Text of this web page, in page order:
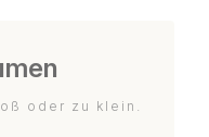
oder zu klein.